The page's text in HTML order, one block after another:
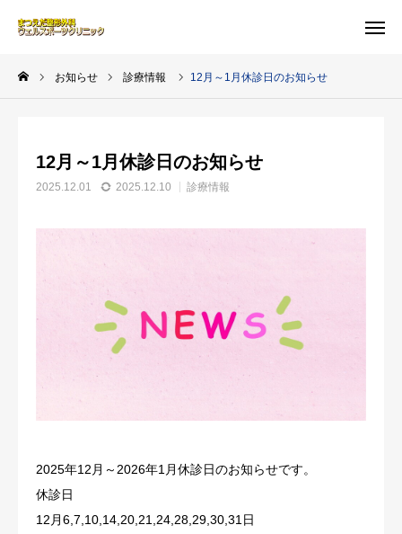
お知らせ 診療情報 12月～1月休診日のお知らせ
12月～1月休診日のお知らせ
2025.12.01 2025.12.10 診療情報
2025年12月～2026年1月休診日のお知らせです。
休診日
12月6,7,10,14,20,21,24,28,29,30,31日
WEB予約 MAP
クリニック案内
よくある質問-FAQ-
求人情報